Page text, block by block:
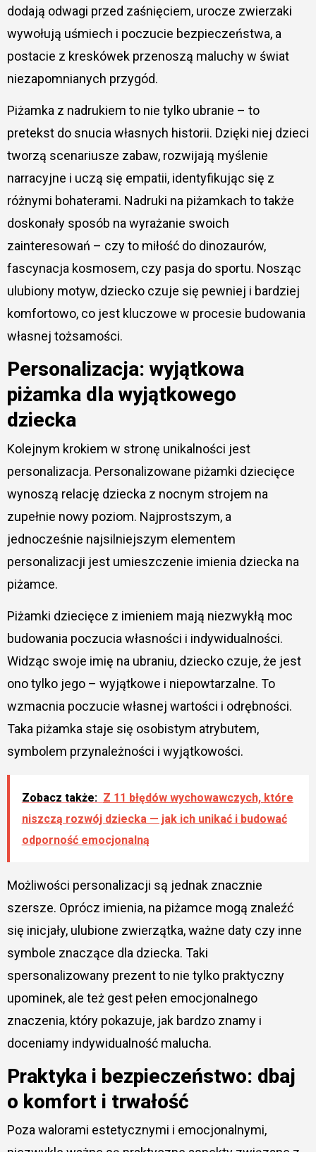
dodają odwagi przed zaśnięciem, urocze zwierzaki
wywołują uśmiech i poczucie bezpieczeństwa, a
postacie z kreskówek przenoszą maluchy w świat
niezapomnianych przygód.
Piżamka z nadrukiem to nie tylko ubranie – to
pretekst do snucia własnych historii. Dzięki niej dzieci
tworzą scenariusze zabaw, rozwijają myślenie
narracyjne i uczą się empatii, identyfikując się z
różnymi bohaterami. Nadruki na piżamkach to także
doskonały sposób na wyrażanie swoich
zainteresowań – czy to miłość do dinozaurów,
fascynacja kosmosem, czy pasja do sportu. Nosząc
ulubiony motyw, dziecko czuje się pewniej i bardziej
komfortowo, co jest kluczowe w procesie budowania
własnej tożsamości.
Personalizacja: wyjątkowa
piżamka dla wyjątkowego
dziecka
Kolejnym krokiem w stronę unikalności jest
personalizacja. Personalizowane piżamki dziecięce
wynoszą relację dziecka z nocnym strojem na
zupełnie nowy poziom. Najprostszym, a
jednocześnie najsilniejszym elementem
personalizacji jest umieszczenie imienia dziecka na
piżamce.
Piżamki dziecięce z imieniem mają niezwykłą moc
budowania poczucia własności i indywidualności.
Widząc swoje imię na ubraniu, dziecko czuje, że jest
ono tylko jego – wyjątkowe i niepowtarzalne. To
wzmacnia poczucie własnej wartości i odrębności.
Taka piżamka staje się osobistym atrybutem,
symbolem przynależności i wyjątkowości.
Zobacz także: Z 11 błędów wychowawczych, które
niszczą rozwój dziecka — jak ich unikać i budować
odporność emocjonalną
Możliwości personalizacji są jednak znacznie
szersze. Oprócz imienia, na piżamce mogą znaleźć
się inicjały, ulubione zwierzątka, ważne daty czy inne
symbole znaczące dla dziecka. Taki
spersonalizowany prezent to nie tylko praktyczny
upominek, ale też gest pełen emocjonalnego
znaczenia, który pokazuje, jak bardzo znamy i
doceniamy indywidualność malucha.
Praktyka i bezpieczeństwo: dbaj
o komfort i trwałość
Poza walorami estetycznymi i emocjonalnymi,